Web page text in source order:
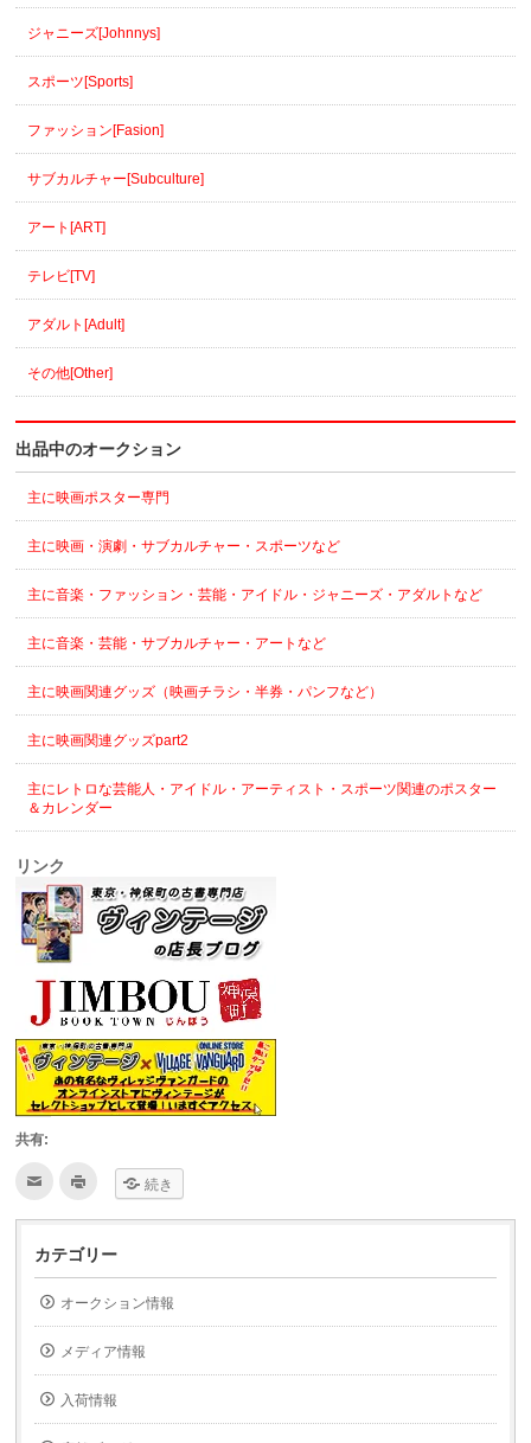
ジャニーズ[Johnnys]
スポーツ[Sports]
ファッション[Fasion]
サブカルチャー[Subculture]
アート[ART]
テレビ[TV]
アダルト[Adult]
その他[Other]
出品中のオークション
主に映画ポスター専門
主に映画・演劇・サブカルチャー・スポーツなど
主に音楽・ファッション・芸能・アイドル・ジャニーズ・アダルトなど
主に音楽・芸能・サブカルチャー・アートなど
主に映画関連グッズ（映画チラシ・半券・パンフなど）
主に映画関連グッズpart2
主にレトロな芸能人・アイドル・アーティスト・スポーツ関連のポスター
＆カレンダー
リンク
共有:
ク
て
友
達
へ
メ
で
送
信
(新
し
い
ク
て
印
刷
し
ィ
ン
ド
ウ
で
開
続き
カテゴリー
オークション情報
メディア情報
入荷情報